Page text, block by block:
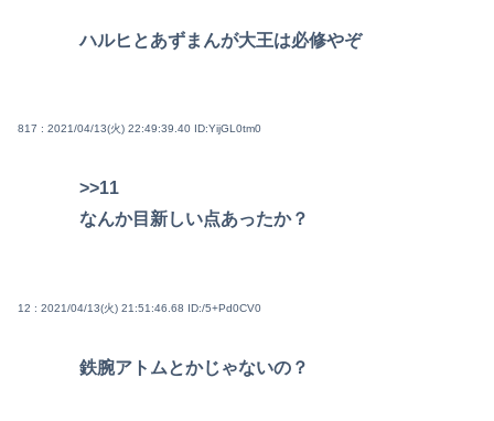
ハルヒとあずまんが大王は必修やぞ
817 : 2021/04/13(火) 22:49:39.40 ID:YijGL0tm0
>>11
なんか目新しい点あったか？
12 : 2021/04/13(火) 21:51:46.68 ID:/5+Pd0CV0
鉄腕アトムとかじゃないの？